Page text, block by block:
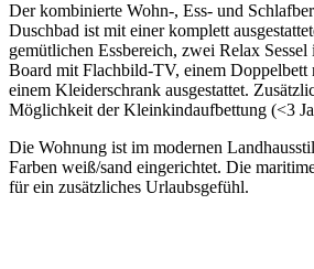
Der kombinierte Wohn-, Ess- und
Duschbad ist mit einer komplett
gemütlichen Essbereich, zwei Relax
Board mit Flachbild-TV, einem Doppelbett
einem Kleiderschrank ausgestattet.
Möglichkeit der Kleinkindaufbettung (<3
Die Wohnung ist im modernen
Farben weiß/sand eingerichtet. Die
für ein zusätzliches Urlaubsgefühl.